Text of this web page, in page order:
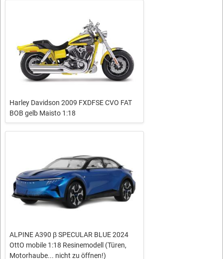
Harley Davidson 2009 FXDFSE CVO FAT
BOB gelb Maisto 1:18
ALPINE A390 β SPECULAR BLUE 2024
OttO mobile 1:18 Resinemodell (Türen,
Motorhaube... nicht zu öffnen!)